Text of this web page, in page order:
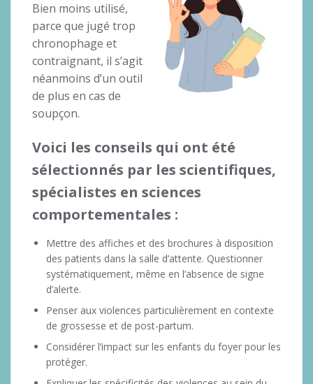
Bien moins utilisé,
parce que jugé trop
chronophage et
contraignant, il s’agit
néanmoins d’un outil
de plus en cas de
soupçon.
Voici les conseils qui ont été
sélectionnés par les scientifiques,
spécialistes en sciences
comportementales :
Mettre des affiches et des brochures à disposition
des patients dans la salle d’attente. Questionner
systématiquement, même en l’absence de signe
d’alerte.
Penser aux violences particulièrement en contexte
de grossesse et de post-partum.
Considérer l’impact sur les enfants du foyer pour les
protéger.